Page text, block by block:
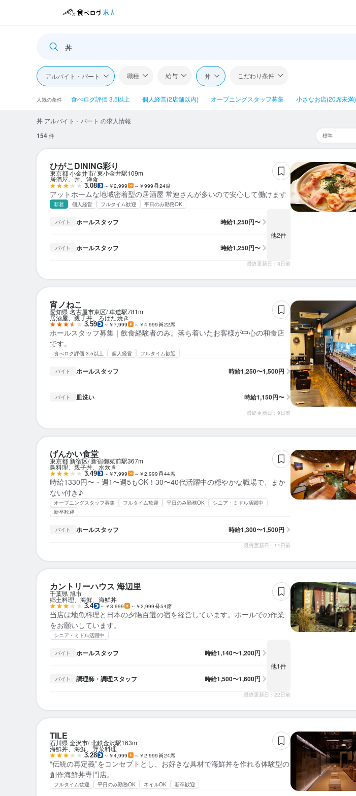
丼
アルバイト・パート 職種 給与 丼 こだわり条件
人気の条件 食べログ評価 3.5以上 個人経営(2店舗以内) オープニングスタッフ募集 小さなお店(20席未満)
丼 アルバイト・パート の求人情報
154件
ひがこDINING彩り
東京都 小金井市 東小金井駅109m
居酒屋、丼、洋食
3.08 ～￥2,999 ～￥999 24席
アットホームな地域密着型の居酒屋 常連さんが多いので安心して働けます
新着 個人経営 フルタイム歓迎 平日のみ勤務OK
バイト ホールスタッフ 時給1,250円〜
バイト ホールスタッフ 時給1,250円〜
他2件
最終更新日：3日前
宵ノねこ
愛知県 名古屋市東区 車道駅781m
居酒屋、親子丼、ろばた焼き
3.59 ～￥7,999 ～￥4,999 22席
ホールスタッフ募集｜飲食経験者のみ。落ち着いたお客様が中心の和食店
です。
食べログ評価 3.5以上 個人経営 フルタイム歓迎
バイト ホールスタッフ 時給1,250〜1,500円
バイト 皿洗い 時給1,150円〜
最終更新日：9日前
げんかい食堂
東京都 新宿区 新宿御苑前駅367m
鳥料理、親子丼、水炊き
3.49 ～￥7,999 ～￥2,999 44席
時給1330円〜・週1〜週5もOK！30〜40代活躍中の穏やかな職場で、まか
ない付き♪
オープニングスタッフ募集 フルタイム歓迎 平日のみ勤務OK
シニア・ミドル活躍中
新卒歓迎
バイト ホールスタッフ 時給1,300〜1,500円
最終更新日：14日前
カントリーハウス 海辺里
千葉県 旭市
郷土料理、海鮮、海鮮丼
3.4 ～￥3,999 ～￥2,999 54席
当店は地魚料理と日本の夕陽百選の宿を経営しています。ホールでの作業
をお願いしています。
シニア・ミドル活躍中
バイト ホールスタッフ 時給1,140〜1,200円
バイト 調理師・調理スタッフ 時給1,500〜1,600円
他1件
最終更新日：22日前
TILE
石川県 金沢市 北鉄金沢駅163m
海鮮丼、海鮮、野菜料理
3.28 ～￥4,999 ～￥2,999 24席
“伝統の再定義”をコンセプトとし、お好きな具材で海鮮丼を作れる体験型の
創作海鮮丼専門店。
フルタイム歓迎 平日のみ勤務OK ネイルOK 新卒歓迎